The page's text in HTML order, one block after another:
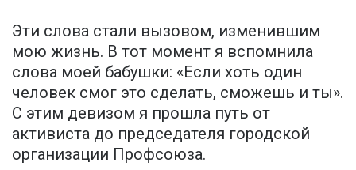
Эти слова стали вызовом, изменившим
мою жизнь. В тот момент я вспомнила
слова моей бабушки: «Если хоть один
человек смог это сделать, сможешь и ты».
С этим девизом я прошла путь от
активиста до председателя городской
организации Профсоюза.